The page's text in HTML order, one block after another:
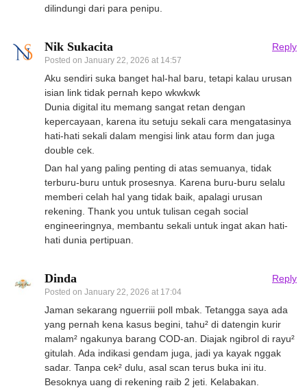
dilindungi dari para penipu.
Nik Sukacita
Posted on January 22, 2026 at 14:57
Reply
Aku sendiri suka banget hal-hal baru, tetapi kalau urusan
isian link tidak pernah kepo wkwkwk
Dunia digital itu memang sangat retan dengan
kepercayaan, karena itu setuju sekali cara mengatasinya
hati-hati sekali dalam mengisi link atau form dan juga
double cek.
Dan hal yang paling penting di atas semuanya, tidak
terburu-buru untuk prosesnya. Karena buru-buru selalu
memberi celah hal yang tidak baik, apalagi urusan
rekening. Thank you untuk tulisan cegah social
engineeringnya, membantu sekali untuk ingat akan hati-
hati dunia pertipuan.
Dinda
Posted on January 22, 2026 at 17:04
Reply
Jaman sekarang nguerriii poll mbak. Tetangga saya ada
yang pernah kena kasus begini, tahu² di datengin kurir
malam² ngakunya barang COD-an. Diajak ngibrol di rayu²
gitulah. Ada indikasi gendam juga, jadi ya kayak nggak
sadar. Tanpa cek² dulu, asal scan terus buka ini itu.
Besoknya uang di rekening raib 2 jeti. Kelabakan.